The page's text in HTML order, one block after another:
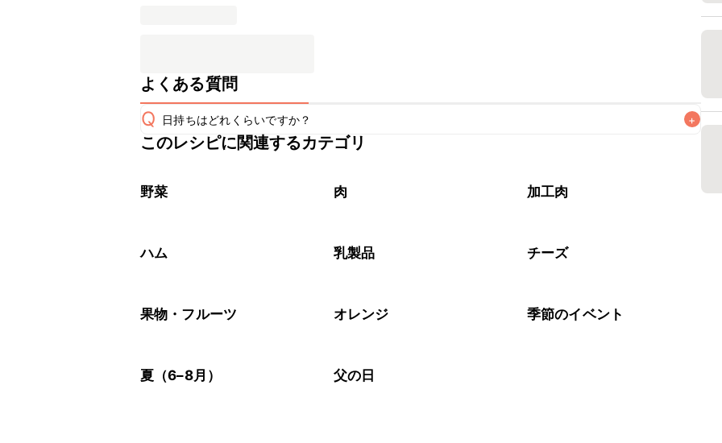
よくある質問
Q 日持ちはどれくらいですか？ +
保存期間は冷蔵で当日中が目安です。なるべくお早めにお召し上がりください。
※日持ちは目安です。
このレシピに関連するカテゴリ
野菜 肉 加工肉
ハム 乳製品 チーズ
果物・フルーツ オレンジ 季節のイベント
夏（6–8月） 父の日